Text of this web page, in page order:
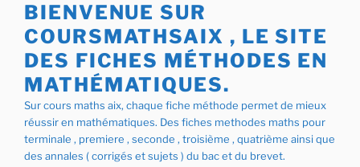
BIENVENUE SUR
COURSMATHSAIX , LE SITE
DES FICHES MÉTHODES EN
MATHÉMATIQUES.
Sur cours maths aix, chaque fiche méthode permet de mieux
réussir en mathématiques. Des fiches methodes maths pour
terminale , premiere , seconde , troisième , quatrième ainsi que
des annales ( corrigés et sujets ) du bac et du brevet.